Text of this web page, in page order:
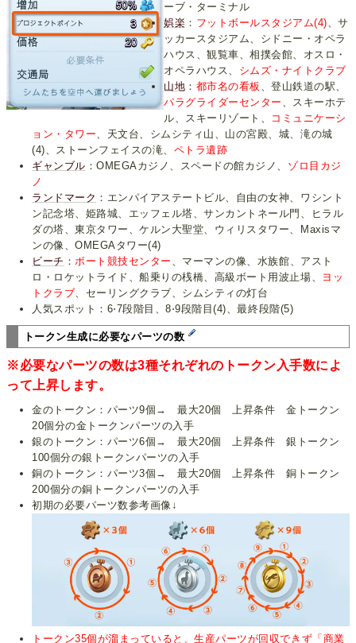
ーブ・ターミナル
娯楽 ： フットボールスタジアム(4)、サ
ッカースタジアム、シドニー・オペラ
ハウス、観覧車、相撲会館、オスロ・
オペラハウス、 シムズ・ナイトクラブ
山地 ： 都市名の看板 、登山鉄道の駅、
パラグライダーセンター 、スキーホテ
ル、スキーリゾート、
コミュニケーシ
ョン・タワー、天文台、シムシティ山、山の宮殿、城、滝の城
(4)、ストーンフェイスの滝、 ペトラ遺跡
ギャンブル ：OMEGAカジノ、スペードの館カジノ、 ゾロ目カジ
ノ
ランドマーク ：エンパイアステートビル、自由の女神、ワシント
ン記念塔、姫路城、エッフェル塔、サンカントネール門、ヒラル
ダの塔、東京タワー、ケルン大聖堂、ウィリスタワー、Maxisマ
ンの像、OMEGAタワー(4)
ビーチ ：ボート競技センター 、マーマンの像、水族館、アスト
ロ・ロケットライド、船乗りの桟橋、高級ボート用波止場、
ヨッ
トクラブ、セーリングクラブ、シムシティの灯台
人気スポット：6⋅7段階目、8⋅9段階目(4)、最終段階(5)
トークン生成に必要なパーツの数
※必要なパーツの数は3種それぞれのトークン入手数によ
って上昇します。
金のトークン：パーツ9個→ 最大20個 上昇条件 金トークン
20個分の金トークンパーツの入手
銀のトークン：パーツ6個→ 最大20個 上昇条件 銀トークン
100個分の銀トークンパーツの入手
銅のトークン：パーツ3個→ 最大20個 上昇条件 銅トークン
200個分の銅トークンパーツの入手
初期の必要パーツ数参考画像↓
トークン35個が溜まっていると、生産パーツが回収できず「商業